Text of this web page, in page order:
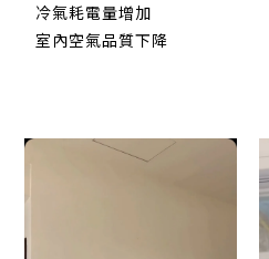
冷氣耗電量增加
室內空氣品質下降